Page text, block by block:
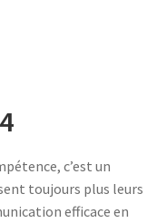
c’est un
toujours plus leurs
efficace en